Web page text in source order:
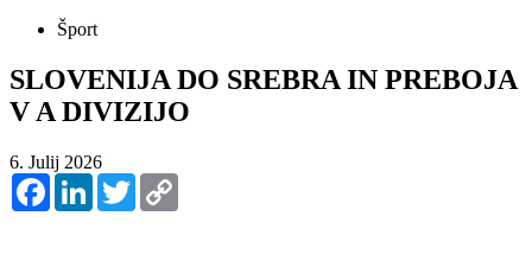
Šport
SLOVENIJA DO SREBRA IN PREBOJA
V A DIVIZIJO
6. Julij 2026
FacebookLinkedInTwitter